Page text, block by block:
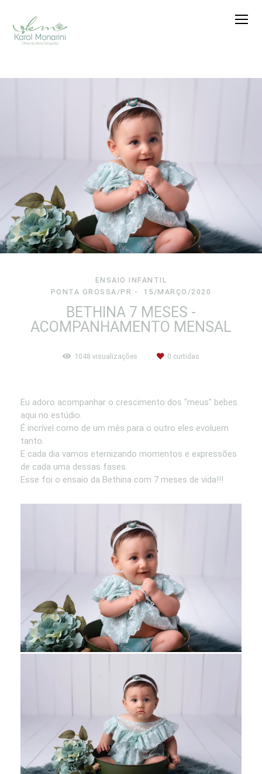
ENSAIO INFANTIL
PONTA GROSSA/PR
15/MARÇO/2020
BETHINA 7 MESES -
ACOMPANHAMENTO MENSAL
1048 visualizações 0 curtidas
Eu adoro acompanhar o crescimento dos "meus" bebes
aqui no estúdio.
É incrível como de um mês para o outro eles evoluem
tanto.
E cada dia vamos eternizando momentos e expressões
de cada uma dessas fases.
Esse foi o ensaio da Bethina com 7 meses de vida!!!